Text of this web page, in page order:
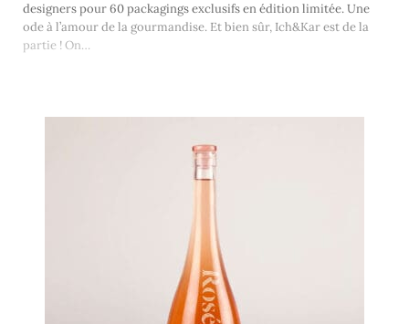
designers pour 60 packagings exclusifs en édition limitée. Une
ode à l’amour de la gourmandise. Et bien sûr, Ich&Kar est de la
partie ! On…